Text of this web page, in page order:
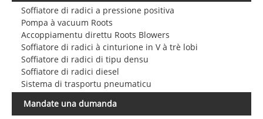
Soffiatore di radici a pressione positiva
Pompa à vacuum Roots
Accoppiamentu direttu Roots Blowers
Soffiatore di radici à cinturione in V à trè lobi
Soffiatore di radici di tipu densu
Soffiatore di radici diesel
Sistema di trasportu pneumaticu
Mandate una dumanda